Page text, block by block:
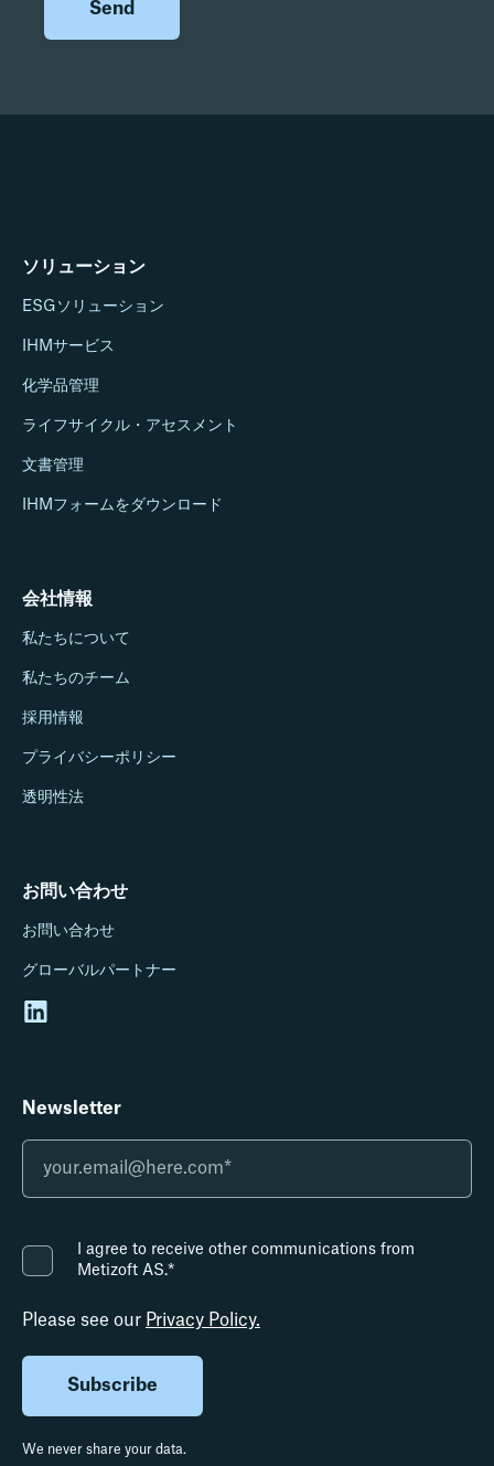
ソリューション
ESGソリューション
IHMサービス
化学品管理
ライフサイクル・アセスメント
文書管理
IHMフォームをダウンロード
会社情報
私たちについて
私たちのチーム
採用情報
プライバシーポリシー
透明性法
お問い合わせ
お問い合わせ
グローバルパートナー
Newsletter
I agree to receive other communications from
Metizoft AS.*
Please see our Privacy Policy.
We never share your data.